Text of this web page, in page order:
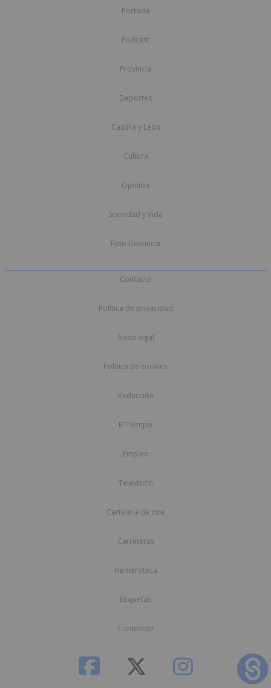
Portada
Podcast
Provincia
Deportes
Castilla y León
Cultura
Opinión
Sociedad y Vida
Foto Denuncia
Contacto
Política de privacidad
Aviso legal
Política de cookies
Redacción
El Tiempo
Empleo
Televisión
Cartelera de cine
Carreteras
Hemeroteca
Etiquetas
Contenido